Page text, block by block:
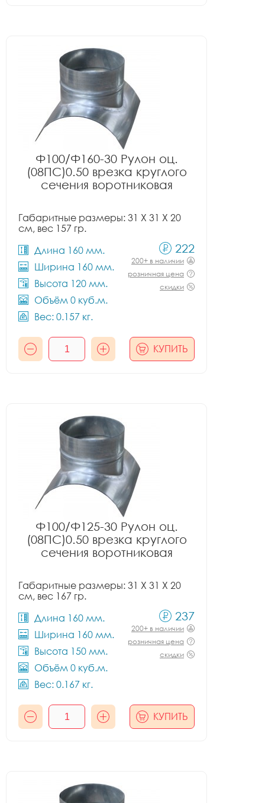
Ф100/Ф160-30 Рулон оц.
(08ПС)0.50 врезка круглого
сечения воротниковая
Габаритные размеры: 31 X 31 X 20
см, вес 157 гр.
Длина 160 мм.
Ширина 160 мм.
Высота 120 мм.
Объём 0 куб.м.
Вес: 0.157 кг.
222
200+ в наличии
розничная цена
скидки
КУПИТЬ
Ф100/Ф125-30 Рулон оц.
(08ПС)0.50 врезка круглого
сечения воротниковая
Габаритные размеры: 31 X 31 X 20
см, вес 167 гр.
Длина 160 мм.
Ширина 160 мм.
Высота 150 мм.
Объём 0 куб.м.
Вес: 0.167 кг.
237
200+ в наличии
розничная цена
скидки
КУПИТЬ